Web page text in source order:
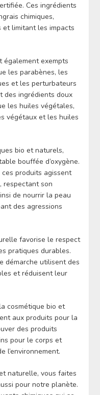
Ces ingrédients
chimiques,
limitant les impacts
également exempts
les parabènes, les
et les perturbateurs
des ingrédients doux
les huiles végétales,
végétaux et les huiles
bio et naturels,
bouffée d’oxygène.
produits agissent
respectant son
de nourrir la peau
des agressions
favorise le respect
pratiques durables.
démarche utilisent des
et réduisent leur
cosmétique bio et
aux produits pour la
des produits
pour le corps et
l’environnement.
naturelle, vous faites
pour notre planète.